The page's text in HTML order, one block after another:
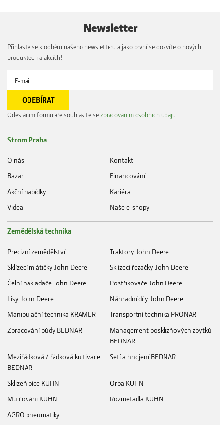
Newsletter
Přihlaste se k odběru našeho newsletteru a jako první se dozvíte o nových
produktech a akcích!
Odesláním formuláře souhlasíte sezpracováním osobních údajů
Strom Praha
O nás
Kontakt
Bazar
Financování
Akční nabídky
Kariéra
Videa
Naše e-shopy
Zemědělská technika
Precizní zemědělství
Traktory John Deere
Sklízecí mlátičky John Deere
Sklízecí řezačky John Deere
Čelní nakladače John Deere
Postřikovače John Deere
Lisy John Deere
Náhradní díly John Deere
Manipulační technika KRAMER
Transportní technika PRONAR
Zpracování půdy BEDNAR
Management posklizňových zbytků
BEDNAR
Meziřádková / řádková kultivace
BEDNAR
Setí a hnojení BEDNAR
Sklizeň píce KUHN
Orba KUHN
Mulčování KUHN
Rozmetadla KUHN
AGRO pneumatiky